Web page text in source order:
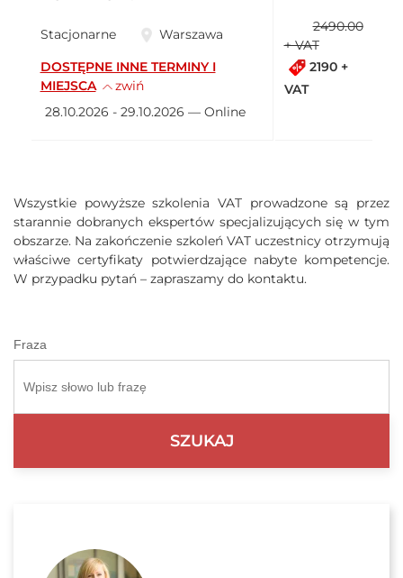
Stacjonarne Warszawa
DOSTĘPNE INNE TERMINY I
MIEJSCA
zwiń
28.10.2026 - 29.10.2026 — Online
2490.00
+ VAT
2190 +
VAT
Wszystkie powyższe szkolenia VAT prowadzone są przez
starannie dobranych ekspertów specjalizujących się w tym
obszarze. Na zakończenie szkoleń VAT uczestnicy otrzymują
właściwe certyfikaty potwierdzające nabyte kompetencje.
W przypadku pytań – zapraszamy do kontaktu.
Fraza